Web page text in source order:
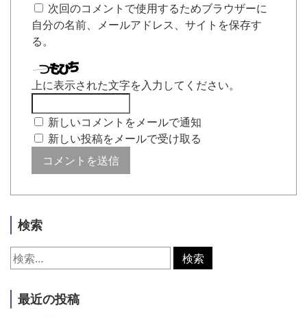
次回のコメントで使用するためブラウザーに
自分の名前、メールアドレス、サイトを保存す
る。
上に表示された文字を入力してください。
新しいコメントをメールで通知
新しい投稿をメールで受け取る
検索
検
索:
最近の投稿